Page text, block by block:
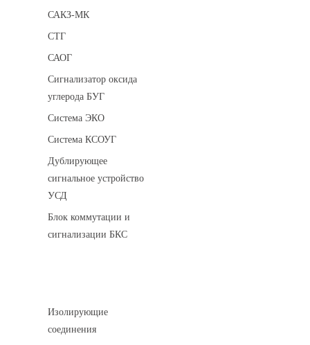
САКЗ-МК
СТГ
САОГ
Сигнализатор оксида
углерода БУГ
Система ЭКО
Система КСОУГ
Дублирующее
сигнальное устройство
УСД
Блок коммутации и
сигнализации БКС
Изолирующие
соединения